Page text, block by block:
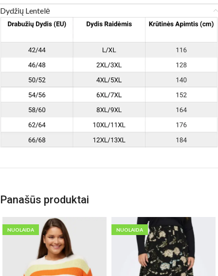
Dydžių Lentelė
Panašūs produktai
NUOLAIDA NUOLAIDA